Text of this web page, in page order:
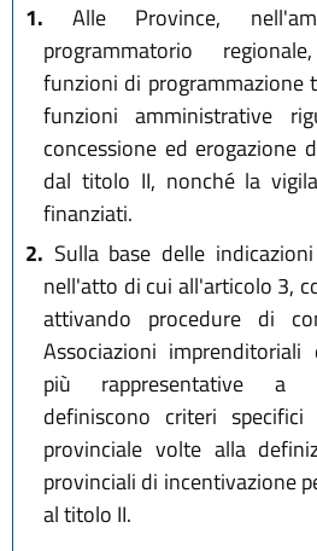
1. Alle Province,
programmatorio
funzioni di programmazione
funzioni amministrative
concessione ed erogazione
dal titolo II, nonché la
finanziati.
2. Sulla base delle
nell'atto di cui all'articolo 3,
attivando procedure di
Associazioni
più rappresentative a
definiscono criteri
provinciale volte alla
provinciali di incentivazione
al titolo II.